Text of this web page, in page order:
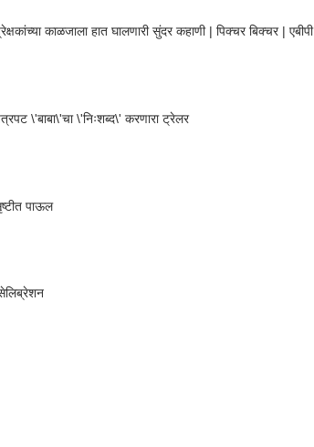
काळजाला हात घालणारी सुंदर कहाणी | पिक्चर बिक्चर | एबीपी
\'बाबा\'चा \'निःशब्द\' करणारा ट्रेलर
पाऊल